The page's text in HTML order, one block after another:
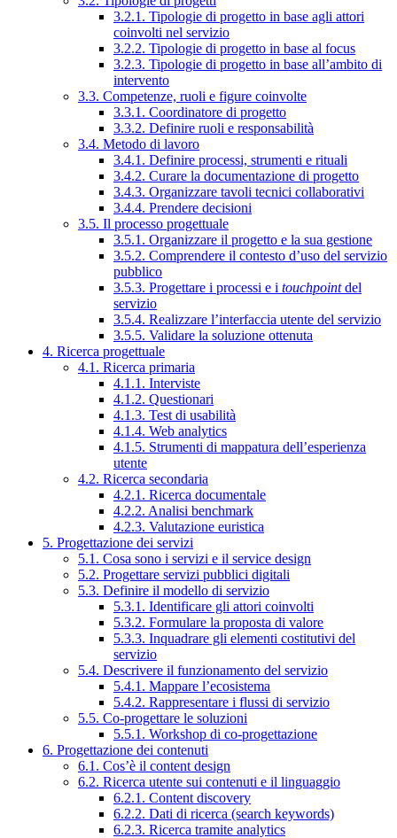
3.2.1. Tipologie di progetto in base agli attori
coinvolti nel servizio
3.2.2. Tipologie di progetto in base al focus
3.2.3. Tipologie di progetto in base all’ambito di
intervento
3.3. Competenze, ruoli e figure coinvolte
3.3.1. Coordinatore di progetto
3.3.2. Definire ruoli e responsabilità
3.4. Metodo di lavoro
3.4.1. Definire processi, strumenti e rituali
3.4.2. Curare la documentazione di progetto
3.4.3. Organizzare tavoli tecnici collaborativi
3.4.4. Prendere decisioni
3.5. Il processo progettuale
3.5.1. Organizzare il progetto e la sua gestione
3.5.2. Comprendere il contesto d’uso del servizio
pubblico
3.5.3. Progettare i processi e i touchpointdel
servizio
3.5.4. Realizzare l’interfaccia utente del servizio
3.5.5. Validare la soluzione ottenuta
4. Ricerca progettuale
4.1. Ricerca primaria
4.1.1. Interviste
4.1.2. Questionari
4.1.3. Test di usabilità
4.1.4. Web analytics
4.1.5. Strumenti di mappatura dell’esperienza
utente
4.2. Ricerca secondaria
4.2.1. Ricerca documentale
4.2.2. Analisi benchmark
4.2.3. Valutazione euristica
5. Progettazione dei servizi
5.1. Cosa sono i servizi e il service design
5.2. Progettare servizi pubblici digitali
5.3. Definire il modello di servizio
5.3.1. Identificare gli attori coinvolti
5.3.2. Formulare la proposta di valore
5.3.3. Inquadrare gli elementi costitutivi del
servizio
5.4. Descrivere il funzionamento del servizio
5.4.1. Mappare l’ecosistema
5.4.2. Rappresentare i flussi di servizio
5.5. Co-progettare le soluzioni
5.5.1. Workshop di co-progettazione
6. Progettazione dei contenuti
6.1. Cos’è il content design
6.2. Ricerca utente sui contenuti e il linguaggio
6.2.1. Content discovery
6.2.2. Dati di ricerca (search keywords)
6.2.3. Ricerca tramite analytics